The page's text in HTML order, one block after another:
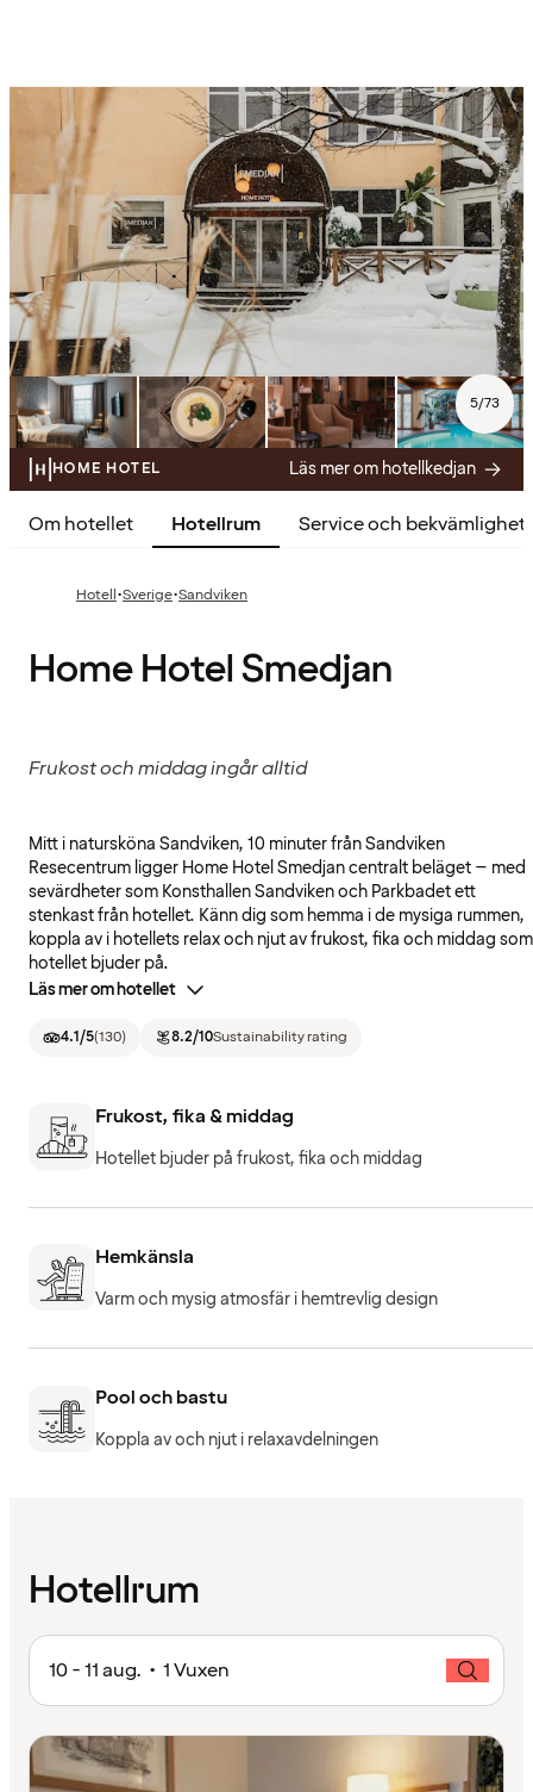
5/73
HOME HOTEL Läs mer om hotellkedjan
Om hotellet Hotellrum Service och
Hotell·Sverige·Sandviken
Home Hotel Smedjan
Frukost och middag ingår alltid
Mitt i natursköna Sandviken, 10 minuter från Sandviken
Resecentrum ligger Home Hotel Smedjan centralt beläget – med
sevärdheter som Konsthallen Sandviken och Parkbadet ett
stenkast från hotellet. Känn dig som hemma i de mysiga rummen,
koppla av i hotellets relax och njut av frukost, fika och middag som
hotellet bjuder på.
Läs mer om hotellet
4.1/5(130) 8.2/10Sustainability rating
Frukost, fika & middag
Hotellet bjuder på frukost, fika och middag
Hemkänsla
Varm och mysig atmosfär i hemtrevlig design
Pool och bastu
Koppla av och njut i relaxavdelningen
Hotellrum
10 - 11 aug. • 1 Vuxen